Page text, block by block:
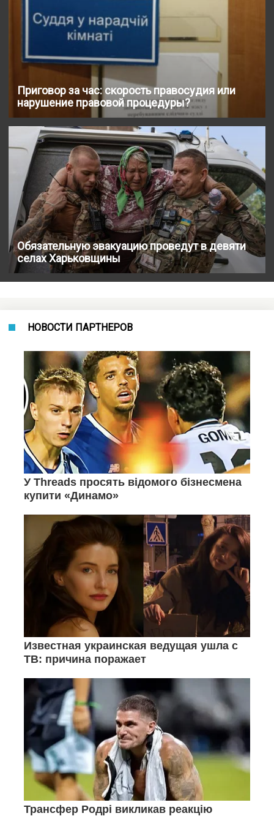
Приговор за час: скорость правосудия или
нарушение правовой процедуры?
Обязательную эвакуацию проведут в девяти
селах Харьковщины
НОВОСТИ ПАРТНЕРОВ